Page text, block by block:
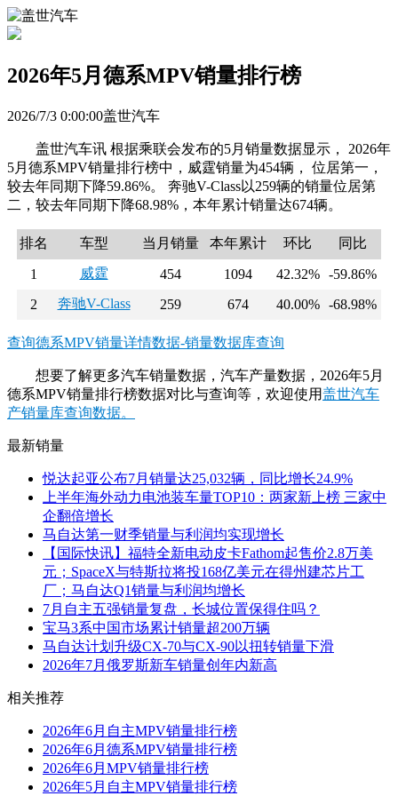
2026年5月德系MPV销量排行榜
2026/7/3 0:00:00盖世汽车
盖世汽车讯 根据乘联会发布的5月销量数据显示， 2026年
5月德系MPV销量排行榜中，威霆销量为454辆， 位居第一，
较去年同期下降59.86%。 奔驰V-Class以259辆的销量位居第
二，较去年同期下降68.98%，本年累计销量达674辆。
排名 车型 当月销量 本年累计 环比 同比
1 威霆 454 1094 42.32%
-59.86%
2
奔驰V-Class 259 674 40.00% -68.98%
查询德系MPV销量详情数据-销量数据库查询
想要了解更多汽车销量数据，汽车产量数据，2026年5月
德系MPV销量排行榜数据对比与查询等，欢迎使用盖世汽车
产销量库查询数据。
最新销量
悦达起亚公布7月销量达25,032辆，同比增长24.9%
上半年海外动力电池装车量TOP10：两家新上榜 三家中
企翻倍增长
马自达第一财季销量与利润均实现增长
【国际快讯】福特全新电动皮卡Fathom起售价2.8万美
元；SpaceX与特斯拉将投168亿美元在得州建芯片工
厂；马自达Q1销量与利润均增长
7月自主五强销量复盘，长城位置保得住吗？
宝马3系中国市场累计销量超200万辆
马自达计划升级CX-70与CX-90以扭转销量下滑
2026年7月俄罗斯新车销量创年内新高
相关推荐
2026年6月自主MPV销量排行榜
2026年6月德系MPV销量排行榜
2026年6月MPV销量排行榜
2026年5月自主MPV销量排行榜